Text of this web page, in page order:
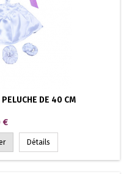
DE 40 CM
€
Détails